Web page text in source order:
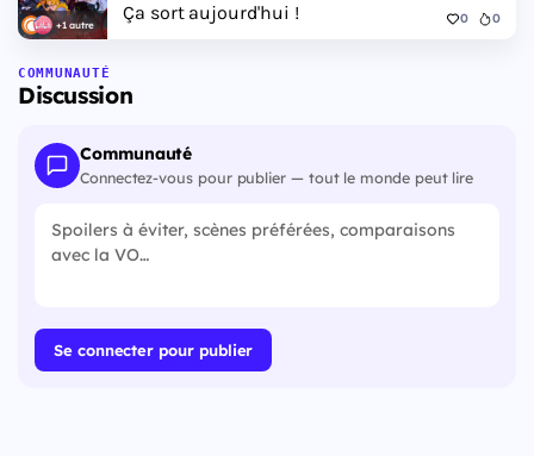
+1 autre
Ça sort aujourd'hui ! 0 0
COMMUNAUTÉ
Discussion
Communauté
Connectez-vous pour publier — tout le monde peut lire
Se connecter pour publier